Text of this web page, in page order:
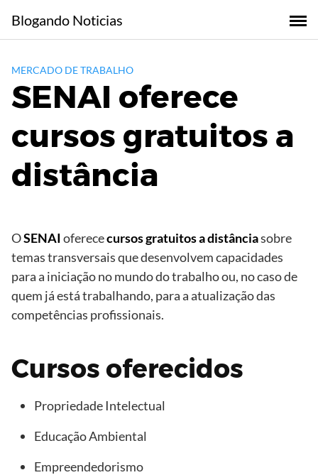
content
Blogando Noticias
MERCADO DE TRABALHO
SENAI oferece
cursos gratuitos a
distância
OSENAI oferececursos gratuitos a distânciasobre
temas transversais que desenvolvem capacidades
para a iniciação no mundo do trabalho ou, no caso de
quem já está trabalhando, para a atualização das
competências profissionais.
Cursos oferecidos
Propriedade Intelectual
Educação Ambiental
Empreendedorismo